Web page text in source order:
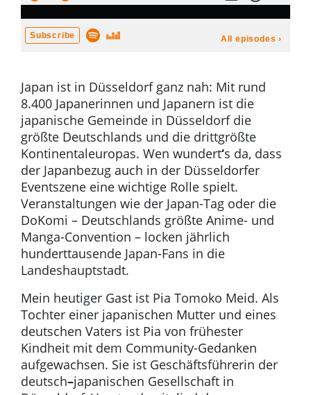
Japan ist in Düsseldorf ganz nah: Mit rund
8.400 Japanerinnen und Japanern ist die
japanische Gemeinde in Düsseldorf die
größte Deutschlands und die drittgrößte
Kontinentaleuropas. Wen wundert‘s da, dass
der Japanbezug auch in der Düsseldorfer
Eventszene eine wichtige Rolle spielt.
Veranstaltungen wie der Japan-Tag oder die
DoKomi – Deutschlands größte Anime- und
Manga-Convention – locken jährlich
hunderttausende Japan-Fans in die
Landeshauptstadt.
Mein heutiger Gast ist Pia Tomoko Meid. Als
Tochter einer japanischen Mutter und eines
deutschen Vaters ist Pia von frühester
Kindheit mit dem Community-Gedanken
aufgewachsen. Sie ist Geschäftsführerin der
deutsch–japanischen Gesellschaft in